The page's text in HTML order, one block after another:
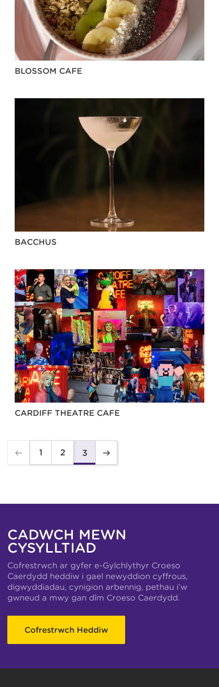
BLOSSOM CAFE
BACCHUS
CARDIFF THEATRE CAFE
1 2 3
CADWCH MEWN
CYSYLLTIAD
Cofrestrwch ar gyfer e-Gylchlythyr Croeso
Caerdydd heddiw i gael newyddion cyffrous,
digwyddiadau, cynigion arbennig, pethau i’w
gwneud a mwy gan dîm Croeso Caerdydd.
Cofrestrwch Heddiw